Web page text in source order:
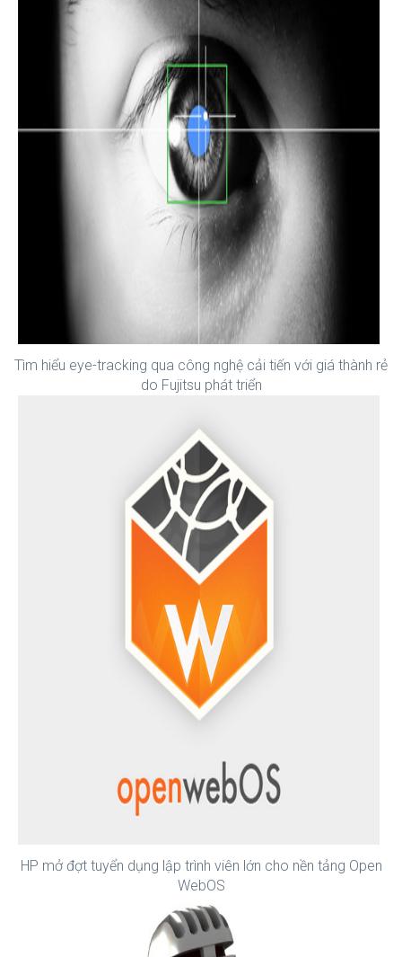
Tìm hiểu eye-tracking qua công nghệ cải tiến với giá thành rẻ
do Fujitsu phát triển
HP mở đợt tuyển dụng lập trình viên lớn cho nền tảng Open
WebOS